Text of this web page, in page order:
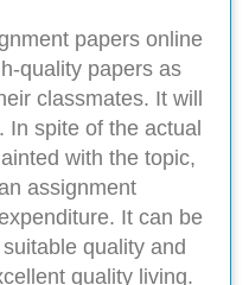
papers online
quality papers as
classmates. It will
spite of the actual
with the topic,
assignment
It can be
quality and
quality living.